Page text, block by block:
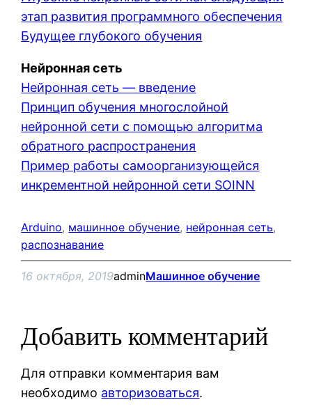
этап развития программного обеспечения
Будущее глубокого обучения
Нейронная сеть
Нейронная сеть — введение
Принцип обучения многослойной
нейронной сети с помощью алгоритма
обратного распространения
Пример работы самоорганизующейся
инкрементной нейронной сети SOINN
Arduino, машинное обучение, нейронная сеть
распознавание
16 октября, 2019adminМашинное обучение
Добавить комментарий
Для отправки комментария вам
необходимо авторизоваться.